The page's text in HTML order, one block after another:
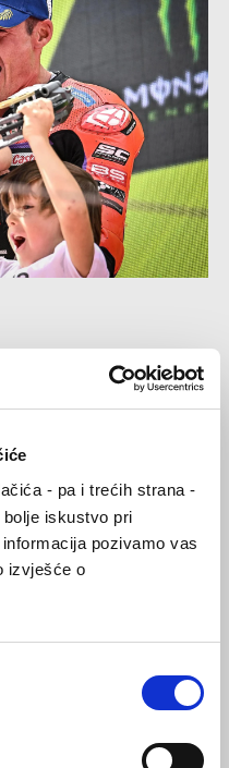
- pa i trećih strana -
iskustvo pri
pozivamo vas
izvješće o
u mirovinu kao vozač
prekrasnih 20 godina u
i to se nikada neće
smo nevjerojatnu
na stazi koju volim i
još dosta utrka da
godine zajedno i proživjeli